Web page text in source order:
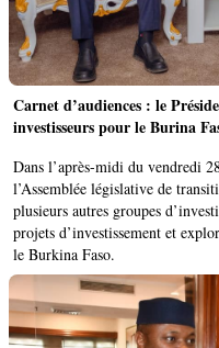
Carnet d’audiences : le
investisseurs pour le Burina
Dans l’après-midi du vendredi
l’Assemblée législative de
plusieurs autres groupes
projets d’investissement et
le Burkina Faso.